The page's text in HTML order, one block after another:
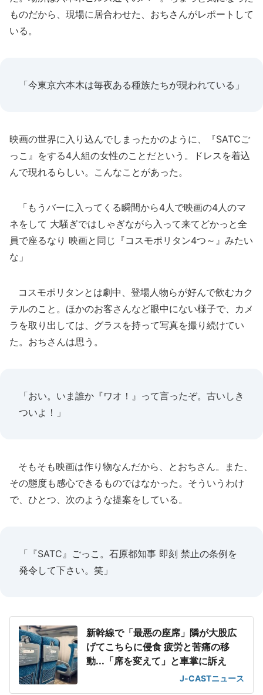
ものだから、現場に居合わせた、おちさんがレポートして
いる。
「今東京六本木は毎夜ある種族たちが現われている」
映画の世界に入り込んでしまったかのように、『SATCご
っこ』をする4人組の女性のことだという。ドレスを着込
んで現れるらしい。こんなことがあった。
「もうバーに入ってくる瞬間から4人で映画の4人のマ
ネをして 大騒ぎではしゃぎながら入って来てどかっと全
員で座るなり 映画と同じ『コスモポリタン4つ～』みたい
な」
コスモポリタンとは劇中、登場人物らが好んで飲むカク
テルのこと。ほかのお客さんなど眼中にない様子で、カメ
ラを取り出しては、グラスを持って写真を撮り続けてい
た。おちさんは思う。
「おい。いま誰か『ワオ！』って言ったぞ。古いしき
ついよ！」
そもそも映画は作り物なんだから、とおちさん。また、
その態度も感心できるものではなかった。そういうわけ
で、ひとつ、次のような提案をしている。
「『SATC』ごっこ。石原都知事 即刻 禁止の条例を
発令して下さい。笑」
新幹線で「最悪の座席」隣が大股広
げてこちらに侵食 疲労と苦痛の移
動...「席を変えて」と車掌に訴え
J-CASTニュース